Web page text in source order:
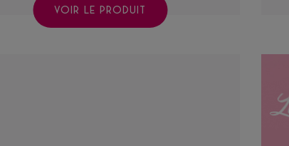
VOIR LE PRODUIT